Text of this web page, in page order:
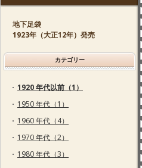
地下足袋
1923年（大正12年）発売
カテゴリー
1920 年代以前（1）
1950 年代（1）
1960 年代（4）
1970 年代（2）
1980 年代（3）